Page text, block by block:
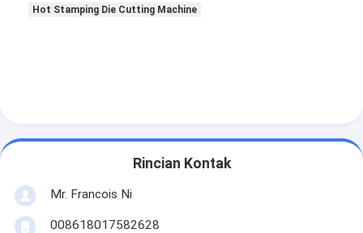
Hot Stamping Die Cutting Machine
Rincian Kontak
Mr. Francois Ni
008618017582628